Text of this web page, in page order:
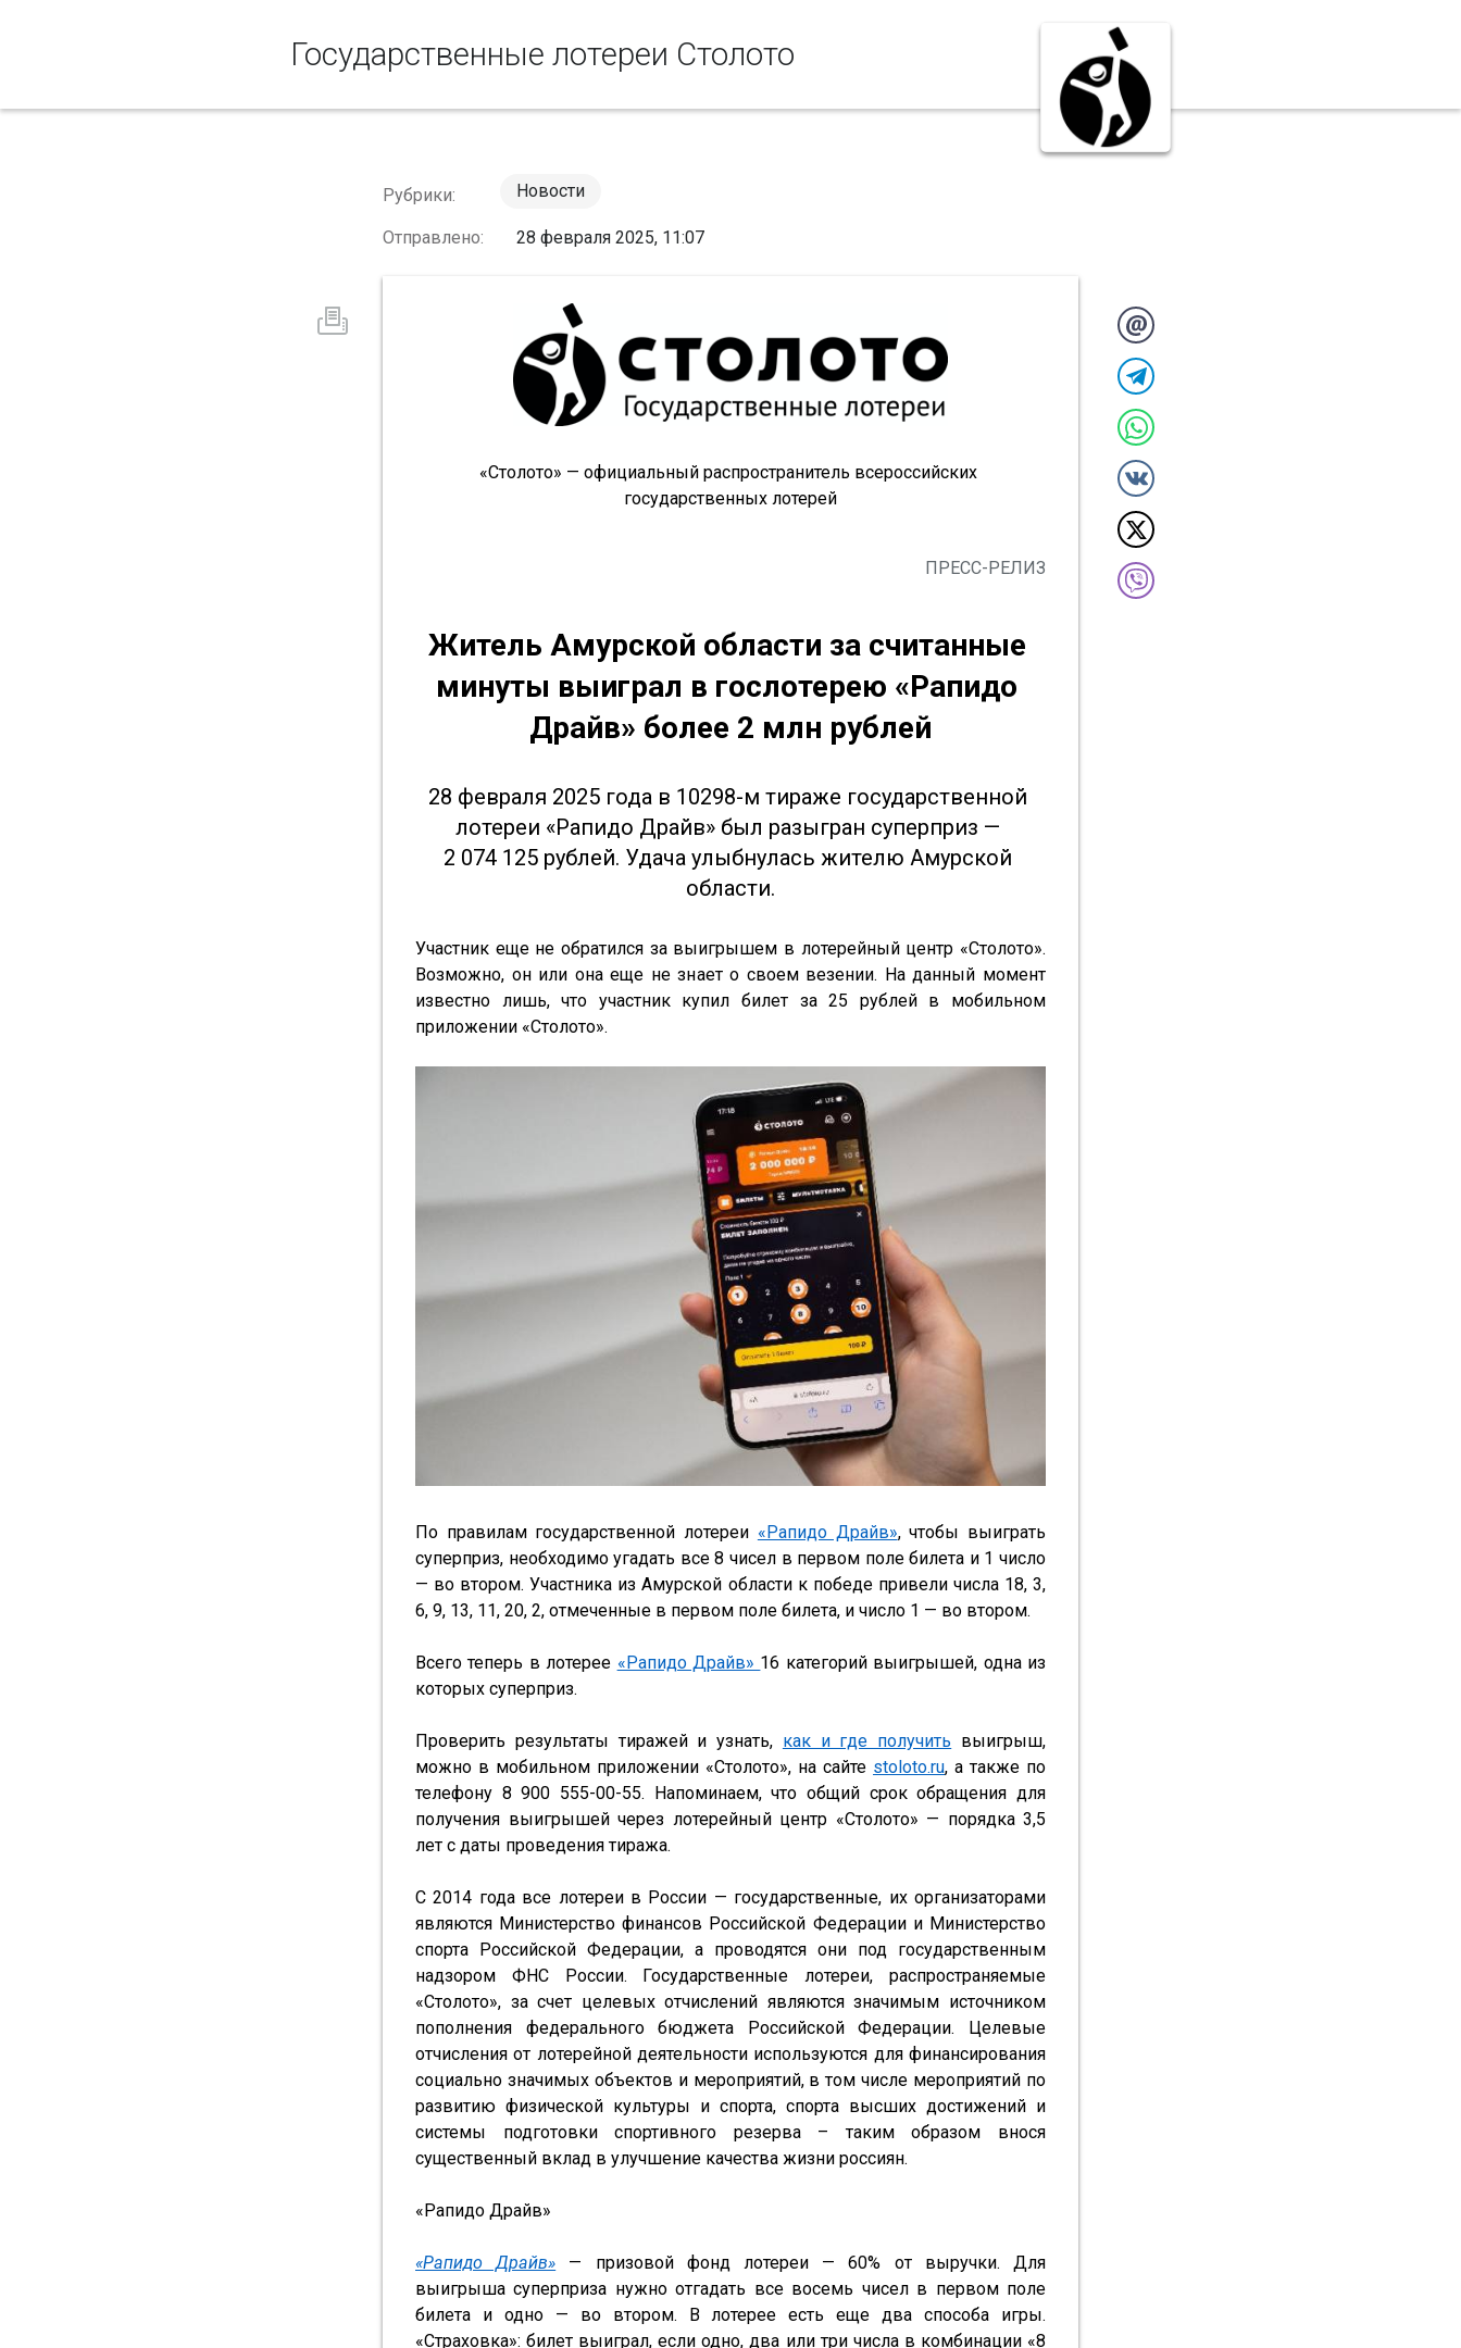
Государственные лотереи Столото
Рубрики: Новости
Отправлено: 28 февраля 2025, 11:07
«Столото» — официальный распространитель всероссийских
государственных лотерей
ПРЕСС-РЕЛИЗ
Житель Амурской области за считанные
минуты выиграл в гослотерею «Рапидо
Драйв» более 2 млн рублей
28 февраля 2025 года в 10298-м тираже государственной
лотереи «Рапидо Драйв» был разыгран суперприз —
2 074 125 рублей. Удача улыбнулась жителю Амурской
области.
Участник еще не обратился за выигрышем в лотерейный центр «Столото».
Возможно, он или она еще не знает о своем везении. На данный момент
известно лишь, что участник купил билет за 25 рублей в мобильном
приложении «Столото».
По правилам государственной лотереи «Рапидо Драйв», чтобы выиграть
суперприз, необходимо угадать все 8 чисел в первом поле билета и 1 число
— во втором. Участника из Амурской области к победе привели числа 18, 3,
6, 9, 13, 11, 20, 2, отмеченные в первом поле билета, и число 1 — во втором.
Всего теперь в лотерее «Рапидо Драйв» 16 категорий выигрышей, одна из
которых суперприз.
Проверить результаты тиражей и узнать, как и где получить выигрыш,
можно в мобильном приложении «Столото», на сайте stoloto.ru, а также по
телефону 8 900 555-00-55. Напоминаем, что общий срок обращения для
получения выигрышей через лотерейный центр «Столото» — порядка 3,5
лет с даты проведения тиража.
С 2014 года все лотереи в России — государственные, их организаторами
являются Министерство финансов Российской Федерации и Министерство
спорта Российской Федерации, а проводятся они под государственным
надзором ФНС России. Государственные лотереи, распространяемые
«Столото», за счет целевых отчислений являются значимым источником
пополнения федерального бюджета Российской Федерации. Целевые
отчисления от лотерейной деятельности используются для финансирования
социально значимых объектов и мероприятий, в том числе мероприятий по
развитию физической культуры и спорта, спорта высших достижений и
системы подготовки спортивного резерва – таким образом внося
существенный вклад в улучшение качества жизни россиян.
«Рапидо Драйв»
«Рапидо Драйв» — призовой фонд лотереи — 60% от выручки. Для
выигрыша суперприза нужно отгадать все восемь чисел в первом поле
билета и одно — во втором. В лотерее есть еще два способа игры.
«Страховка»: билет выиграл, если одно, два или три числа в комбинации «8